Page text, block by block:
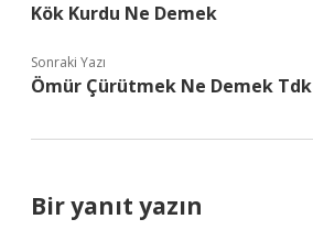
Kök Kurdu Ne Demek
Sonraki Yazı
Ömür Çürütmek Ne Demek Tdk
Bir yanıt yazın